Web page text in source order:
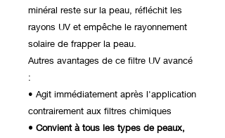
minéral reste sur la peau, réfléchit les
rayons UV et empêche le rayonnement
solaire de frapper la peau.
Autres avantages de ce filtre UV avancé
:
• Agit immédiatement après l'application
contrairement aux filtres chimiques
• Convient à tous les types de peaux,